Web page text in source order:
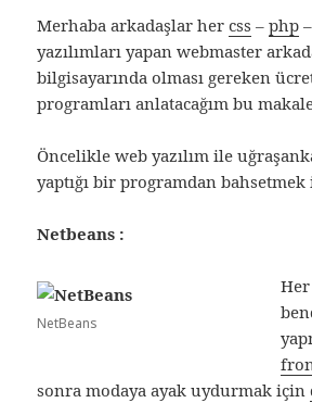
Merhaba arkadaşlar hercss –php
yazılımları yapan webmaster
bilgisayarında olması gereken
programları anlatacağım bu
Öncelikle web yazılım ile
yaptığı bir programdan
Netbeans :
NetBeans
sonra modaya ayak uydurmak için